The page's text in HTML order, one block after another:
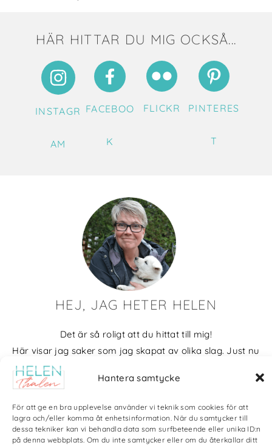
Hantera samtycke
För att ge en bra upplevelse använder vi teknik som cookies för att
lagra och/eller komma åt enhetsinformation. När du samtycker till
dessa tekniker kan vi behandla data som surfbeteende eller unika ID:n
på denna webbplats. Om du inte samtycker eller om du återkallar ditt
HÄR HITTAR DU MIG OCKSÅ...
INSTAGR
AM
FACEBOO
K
FLICKR PINTERES
T
HEJ, JAG HETER HELEN
Det är så roligt att du hittat till mig!
Här visar jag saker som jag skapat av olika slag. Just nu
blir det mycket fotografier och många bilder visar min
kärlek till naturen och min vackra hund. Men också lite
Bloggarkiv